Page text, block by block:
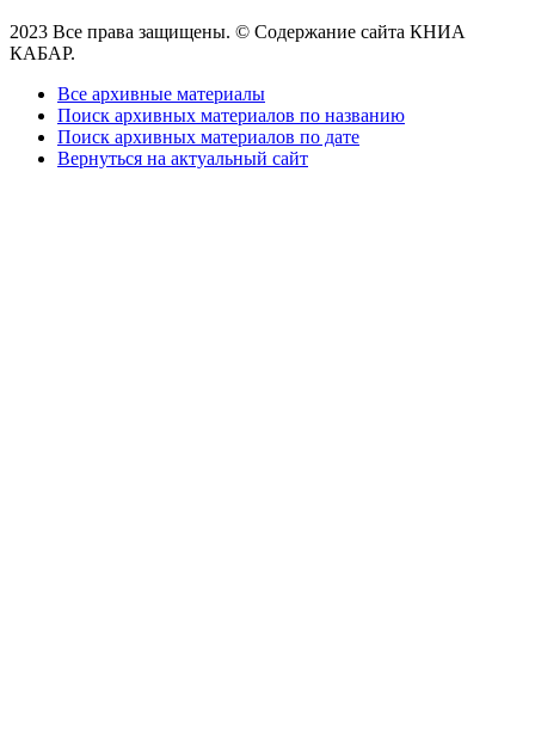
2023 Все права защищены. © Содержание сайта КНИА
КАБАР.
Все архивные материалы
Поиск архивных материалов по названию
Поиск архивных материалов по дате
Вернуться на актуальный сайт